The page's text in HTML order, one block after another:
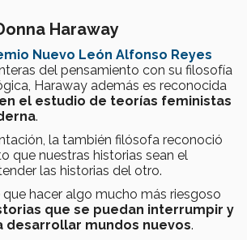
Haraway
Nuevo León Alfonso Reyes
del pensamiento con su filosofía
Haraway además es reconocida
el estudio de teorías feministas
.
la también filósofa reconoció
que nuestras historias sean el
las historias del otro.
que hacer algo mucho más riesgoso
que se puedan interrumpir y
desarrollar mundos nuevos.